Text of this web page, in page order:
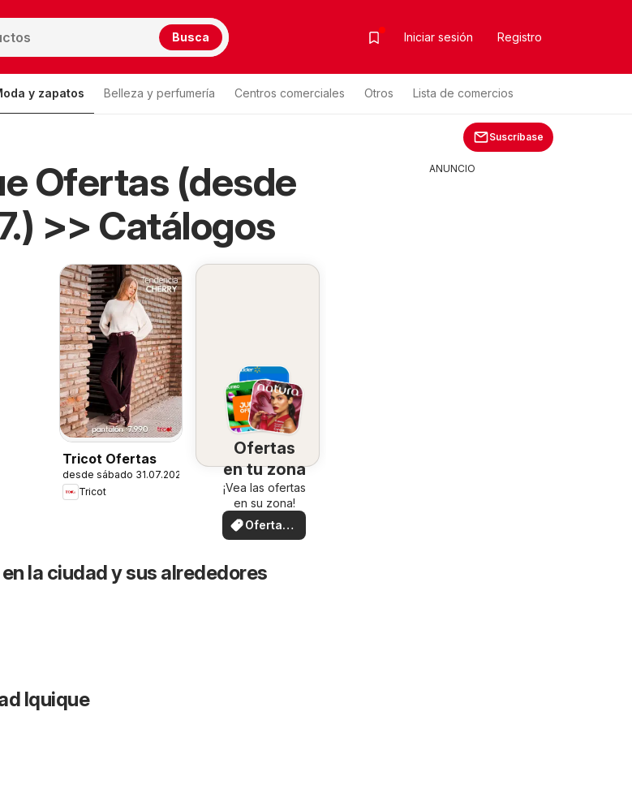
Busca Iniciar sesión Registro
y zapatos Belleza y perfumería Centros comerciales Otros Lista de comercios
Suscríbase
Ofertas (desde
>> Catálogos
Tricot Ofertas
desde sábado 31.07.2026
Tricot
Ofertas
en tu zona
¡Vea las ofertas
en su zona!
Ofertas
locales
la ciudad y sus alrededores
Iquique
ANUNCIO